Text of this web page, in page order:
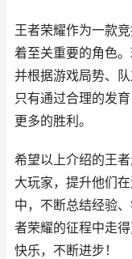
王者荣耀作为一款
着至关重要的角色
并根据游戏局势、
只有通过合理的发
更多的胜利。
希望以上介绍的王
大玩家，提升他们
中，不断总结经验
者荣耀的征程中走
快乐，不断进步！